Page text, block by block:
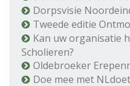
Dorpsvisie
Tweede editie
Kan uw organisatie
Scholieren?
Oldebroeker
Doe mee met